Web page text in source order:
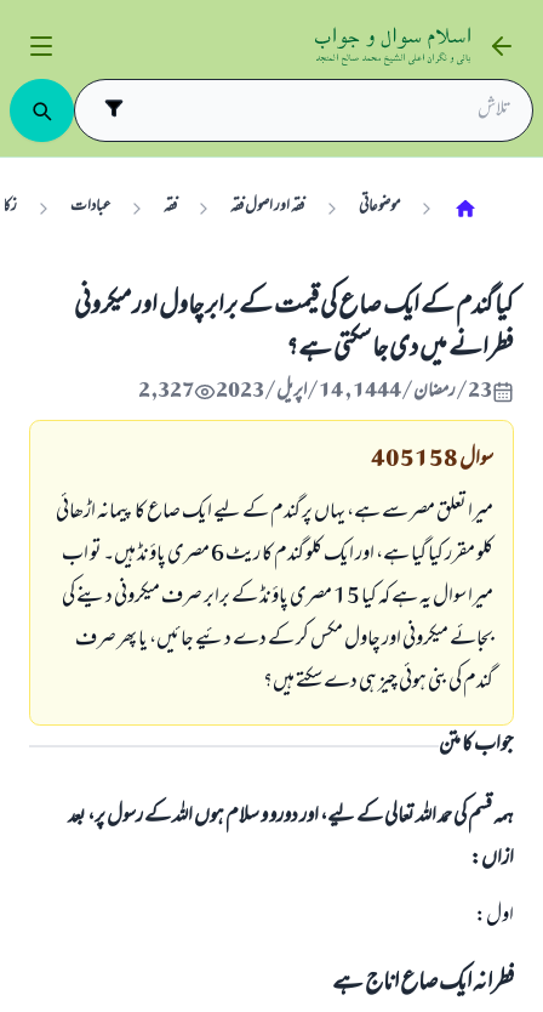
موضوعاتی فقہ اور اصول فقہ فقہ عبادات
کیا گندم کے ایک صاع کی قیمت کے برابر چاول اور میکرونی
فطرانے میں دی جا سکتی ہے؟
23/رمضان/1444 , 14/اپریل/2023 2,327
سوال405158
میرا تعلق مصر سے ہے، یہاں پر گندم کے لیے ایک صاع کا پیمانہ اڑھائی
کلو مقرر کیا گیا ہے، اور ایک کلو گندم کا ریٹ 6 مصری پاؤنڈ ہیں۔ تو اب
میرا سوال یہ ہے کہ کیا 15 مصری پاؤنڈ کے برابر صرف میکرونی دینے کی
بجائے میکرونی اور چاول مکس کر کے دے دئیے جائیں، یا پھر صرف
گندم کی بنی ہوئی چیز ہی دے سکتے ہیں؟
جواب کا متن
ہمہ قسم کی حمد اللہ تعالی کے لیے، اور دورو و سلام ہوں اللہ کے رسول پر، بعد
ازاں:
اول:
فطرانہ ایک صاع اناج ہے